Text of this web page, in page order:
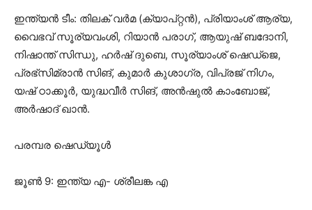
ഇന്ത്യന്‍ ടീം: തിലക് വര്‍മ (ക്യാപ്റ്റന്‍), പ്രിയാംശ് ആര്യ,
വൈഭവ് സൂര്യവംശി, റിയാന്‍ പരാഗ്, ആയുഷ് ബദോനി,
നിഷാന്ത് സിന്ധു, ഹര്‍ഷ് ദുബെ, സൂര്യാംശ് ഷെഡ്‌ജെ,
പ്രഭ്‌സിമ്രാന്‍ സിങ്, കുമാര്‍ കുശാഗ്ര, വിപ്രജ് നിഗം,
യഷ് ഠാക്കൂര്‍, യുദ്ധവീര്‍ സിങ്, അന്‍ഷുല്‍ കാംബോജ്,
അര്‍ഷാദ് ഖാന്‍.
പരമ്പര ഷെഡ്യൂള്‍
ജൂണ്‍ 9: ഇന്ത്യ എ- ശ്രീലങ്ക എ